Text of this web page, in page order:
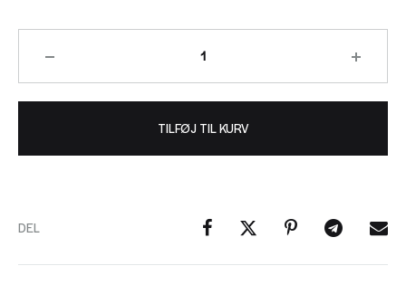
TILFØJ TIL KURV
DEL